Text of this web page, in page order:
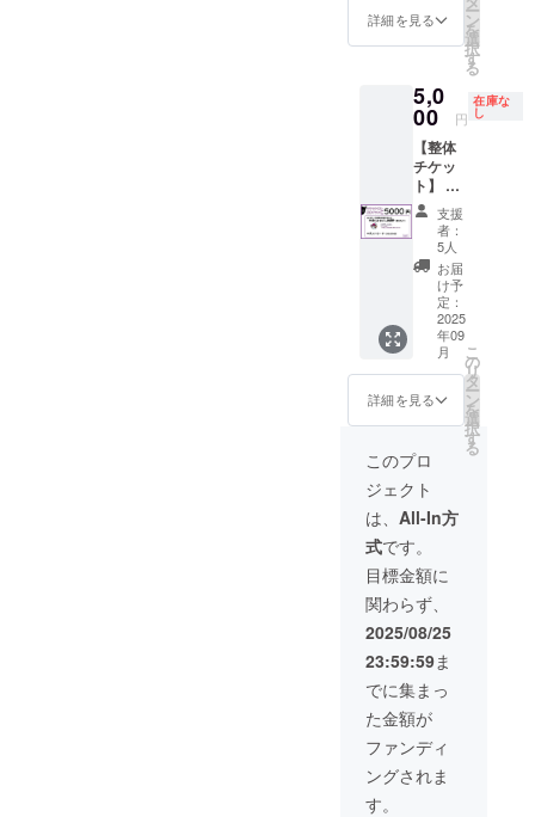
2025年
10月5日
12月31
日まで
◆当日
入り、
リハか
らMV撮
影の終
わるま
でのデ
ジタル
写真集
（後日
し）/
画像
のみ
24枚
ジャ
ケット
スタジ
オ撮影
写真
集 /
A5スク
エアサ
イズ
24ペー
ジ
◆REC
風景動
画 ※
データ
をメー
ルにて
送付※収
者様の
援者様
の交通
費や滞
在費は
各自で
ご負担
くださ
い。 ・
支援者
様との
連絡方
法：詳
細は
メール
で連絡
す。 み
る猫ポ
カー
ド
148×10
0 みる
テッ
カー
60×60
2025.10
るが存
在する
かぎり
※掲載:
文字の
み ※ミ
ニのぼ
りのお
名前と
バック
ドロッ
プに記
載して
いいお
名前を
セージ
にて送
い。 ◆
クラ
ファン
限定カ
シャツ
（ミン
トグ
リー
ン）
※L.XL.X
XL.XXX
ｌ サ
イズプ
ルダウ
ンより
おえら
びくだ
日本橋
・支援
者様の
交通費
や滞在
費やチ
ケット
代：支
援者様
の交通
費や滞
在費は
各自で
ご負担
くださ
い。 ・
法令に
基づく
為では
ませ
ん。効
果には
個人差
がござ
います
ことを
あらか
了承く
ださ
い。 み
るポス
トカー
ド
148×10
りまり
さんが
当日に
ださり
ます！
2025年
10月4日
当日使
えなく
ても、
後日使
用可
能！
2025年
12月末
まで
「運勢/
効能は
確約す
るもの
ん。 30
分 占
い みる
ポスト
カー
ド
100×14
8 みる
ステッ
カー
50×50 ※
占いチ
ケット
送付
詳細を見る ー
ン
を
選
択
す
る
5,0
00 円
在庫な
し
【整体
チケッ
ト】 整
体チ
ケット
45分 ・
現金へ
の交換
はでき
ませ
ん。お
つりは
でませ
ん。 ・
ヲタ健
Lab.8店
舗にて
使用で
きます
・有効
期間
2025年
12月末
まで ・
支援者
様の交
通費や
滞在
費：支
援者様
の交通
費や滞
在費は
各自で
支援
者：
5人
お届
け予
定：
2025
年09
月
詳細を見る
こ
の
リ
タ
ー
ン
を
選
択
す
る
このプロ
ジェクト
は、 All-In方
式です。
目標金額に
関わらず、
2025/08/25
23:59:59ま
でに集まっ
た金額が
ファンディ
ングされま
す。